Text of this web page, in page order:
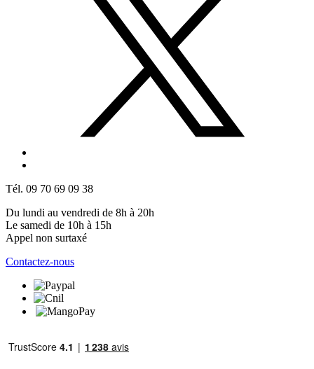
Tél. 09 70 69 09 38
Du lundi au vendredi de 8h à 20h
Le samedi de 10h à 15h
Appel non surtaxé
Contactez-nous